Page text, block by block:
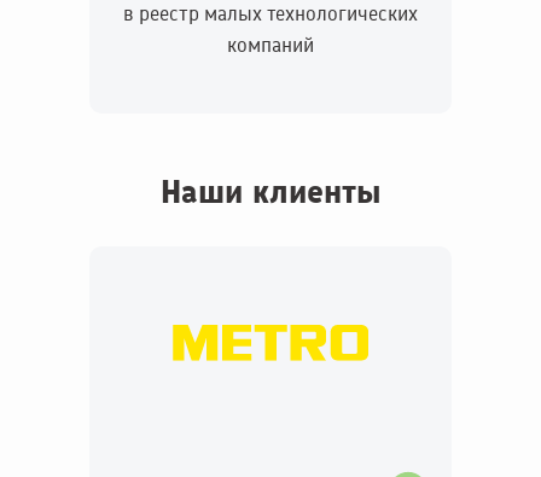
Наши клиенты
в реестр малых технологических
компаний